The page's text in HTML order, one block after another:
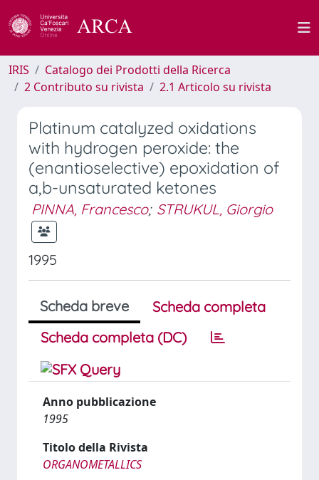
IRIS
Catalogo dei Prodotti della Ricerca
2 Contributo su rivista
2.1 Articolo su rivista
Platinum catalyzed oxidations
with hydrogen peroxide: the
(enantioselective) epoxidation of
a,b-unsaturated ketones
PINNA, Francesco; STRUKUL, Giorgio
1995
Scheda breve
Scheda completa
Scheda completa (DC)
Anno pubblicazione
1995
Titolo della Rivista
ORGANOMETALLICS